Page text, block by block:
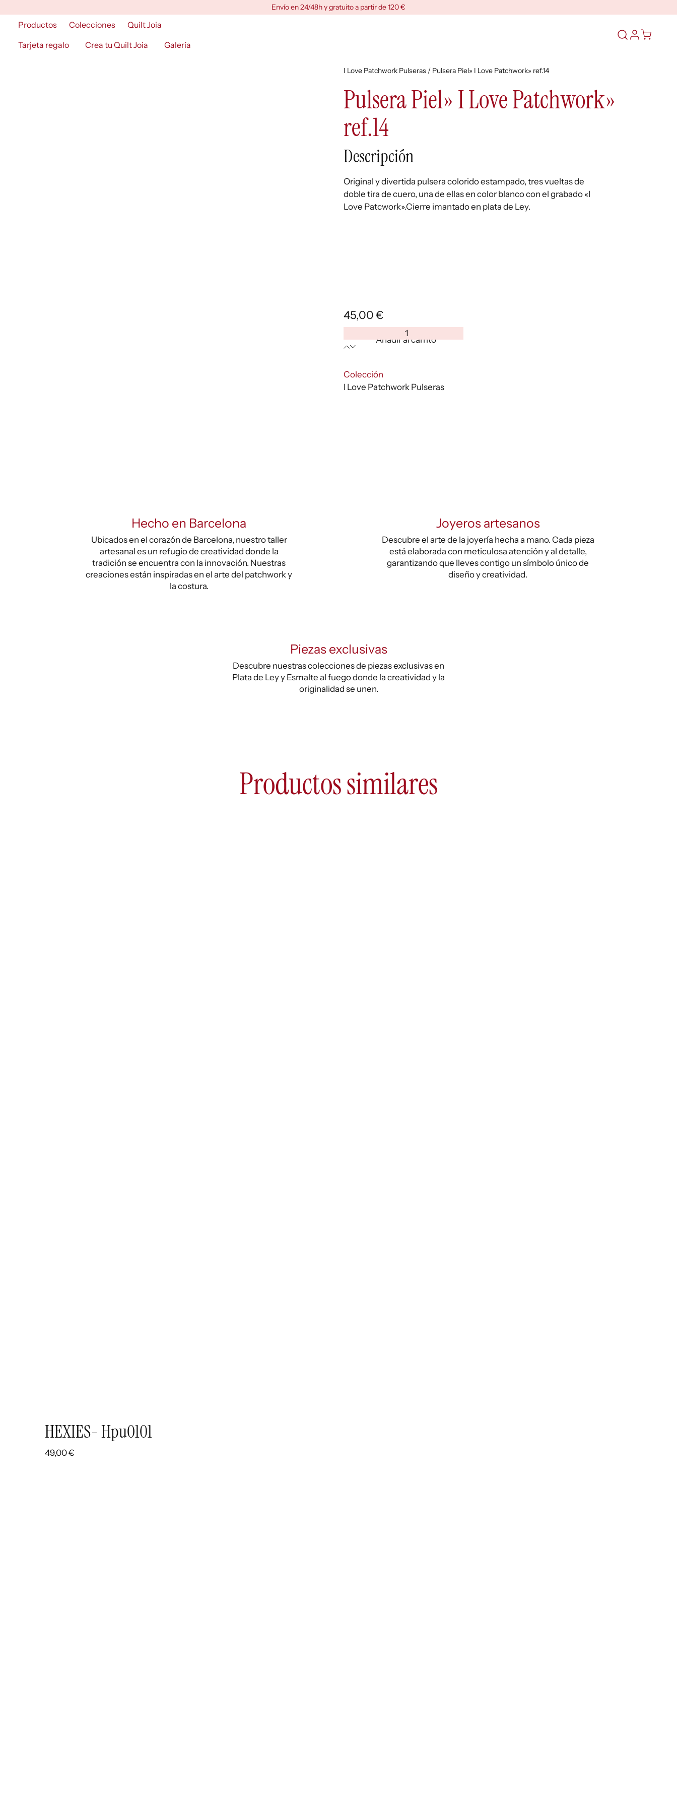
content
Envío en 24/48h y gratuito a partir de 120 €
Productos Colecciones
Quilt Joia
Tarjeta regalo
Crea tu Quilt Joia Galería
Abrir
I Love Patchwork Pulseras / Pulsera Piel» I Love Patchwork» ref.14
Pulsera Piel» I Love Patchwork»
ref.14
Descripción
Original y divertida pulsera colorido estampado, tres vueltas de
doble tira de cuero, una de ellas en color blanco con el grabado «I
Love Patcwork».Cierre imantado en plata de Ley.
45,00€
Piel"
Love
Patchwork"
Añadir al carrito
Colección
I Love Patchwork Pulseras
Hecho en Barcelona
Ubicados en el corazón de Barcelona, nuestro taller
artesanal es un refugio de creatividad donde la
tradición se encuentra con la innovación. Nuestras
creaciones están inspiradas en el arte del patchwork y
la costura.
Joyeros artesanos
Descubre el arte de la joyería hecha a mano. Cada pieza
está elaborada con meticulosa atención y al detalle,
garantizando que lleves contigo un símbolo único de
diseño y creatividad.
Piezas exclusivas
Descubre nuestras colecciones de piezas exclusivas en
Plata de Ley y Esmalte al fuego donde la creatividad y la
originalidad se unen.
Productos similares
HEXIES- Hpu0101
49,00€